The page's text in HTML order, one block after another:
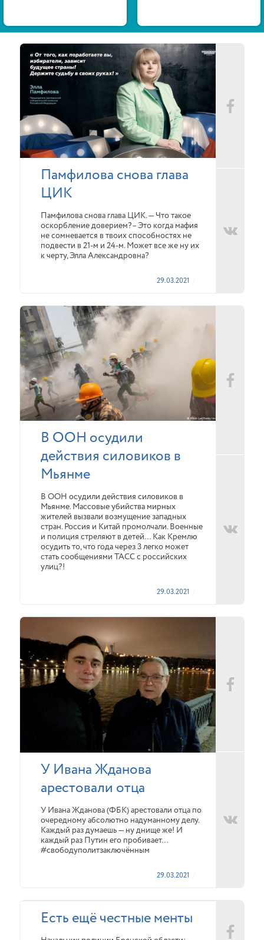
Памфилова снова глава
ЦИК
Памфилова снова глава ЦИК. — Что такое
оскорбление доверием?– Это когда мафия
не сомневается в твоих способностях не
подвести в 21-м и 24-м. Может все же ну их
к черту, Элла Александровна?
29.03.2021
В ООН осудили
действия силовиков в
Мьянме
В ООН осудили действия силовиков в
Мьянме. Массовые убийства мирных
жителей вызвали возмущение западных
стран. Россия и Китай промолчали. Военные
и полиция стреляют в детей… Как Кремлю
осудить то, что года через 3 легко может
стать сообщениями ТАСС с российских
улиц?!
29.03.2021
У Ивана Жданова
арестовали отца
У Ивана Жданова (ФБК) арестовали отца по
очередному абсолютно надуманному делу.
Каждый раз думаешь — ну днище же! И
каждый раз Путин его пробивает…
#свободуполитзаключённым
29.03.2021
Есть ещё честные менты